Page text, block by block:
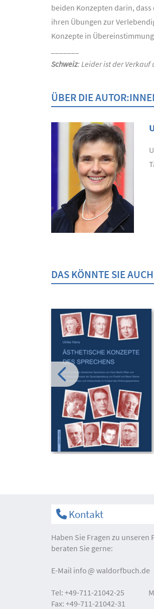
beiden Konzepten darin,
ihren Übungen zur
Konzepte in
Schweiz: Leider ist der
ÜBER DIE
DAS KÖNNTE SIE
Kontakt
Haben Sie Fragen zu
beraten Sie gerne:
E-Mail info waldorfbuch.de
Tel: +49-711-21042-25
Fax: +49-711-21042-31